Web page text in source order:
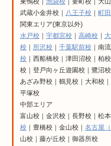
武蔵小金井校｜ 八王子校 ｜ 町
関東エリア(東京以外)
水戸校 ｜ 宇都宮校 ｜ 高崎校 ｜
校 ｜ 所沢校 ｜ 千葉駅前校 ｜南
校 ｜西船橋校｜津田沼校｜柏
校｜登戸向ヶ丘遊園校｜鷺沼校
あざみ野校｜鶴見校｜大和校｜
平塚校
中部エリア
富山校｜金沢校｜長野校｜松本
校 ｜豊橋校｜金山校｜ 名古屋
山校｜藤が丘校｜御器所校